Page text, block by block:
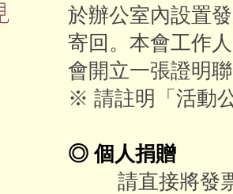
於辦公室內設置
寄回。本會工作
會開立一張證明
※ 請註明「活動
◎ 個人捐贈
請直接將發票